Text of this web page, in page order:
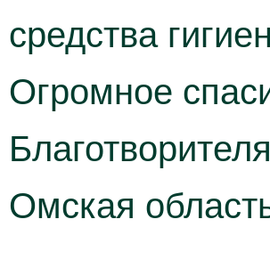
средства
Огромное
Омская